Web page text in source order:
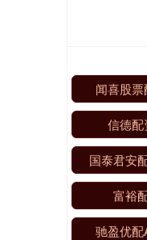
闻喜股
信德配
国泰君安
富裕
驰盈优